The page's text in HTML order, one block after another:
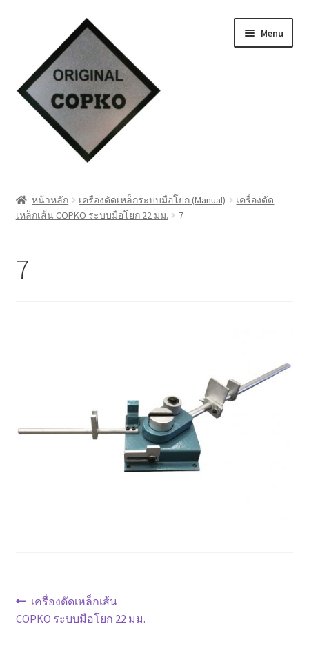
navigation
content
Menu
Cart
บทความ
หน้าแรก COPKO
หน้าหลัก เครืองดัดเหล็กระบบมือโยก (Manual)
เครื่องดัด
เหล็กเส้น COPKO ระบบมือโยก 22 มม.
7
7
แนะแนว
เรื่อง
Previous
post:
เครื่องดัดเหล็กเส้น
COPKO ระบบมือโยก 22 มม.